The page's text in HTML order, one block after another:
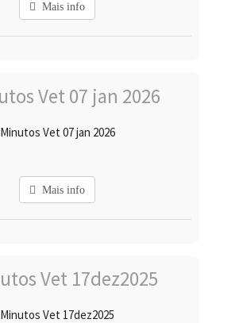
Mais info
Minutos Vet 07 jan 2026
Mais info
Minutos Vet 17dez2025